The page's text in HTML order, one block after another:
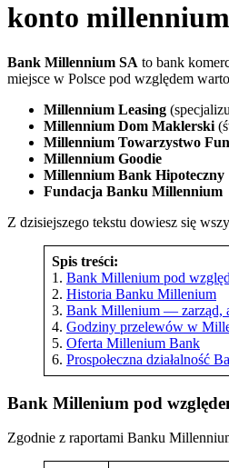
konto millennium
Bank Millennium SA to bank
miejsce w Polsce pod względem
Millennium Leasing
Millennium Dom Maklerski
Millennium Towarzystwo
Millennium Goodie
Millennium Bank Hipoteczny
Fundacja Banku Millennium
Z dzisiejszego tekstu dowiesz się
Spis treści:
1. Bank Millenium pod
2. Historia Banku Millenium
3. Bank Millenium — zarząd,
4. Godziny przelewów w
5. Oferta Millenium Bank
6. Prospołeczna działalność
Bank Millenium pod
Zgodnie z raportami Banku